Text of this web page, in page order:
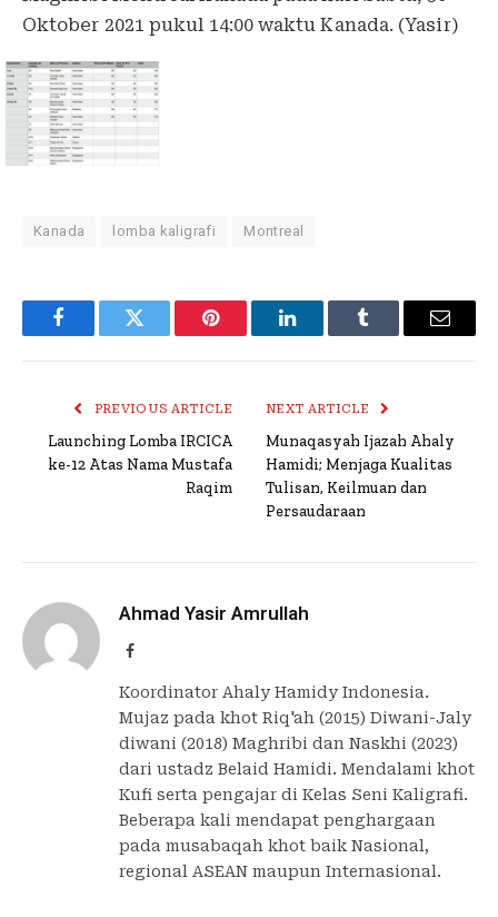
Oktober 2021 pukul 14:00 waktu Kanada. (Yasir)
Kanada lomba kaligrafi Montreal
FacebookTwitter Pinterest LinkedInTumblr Email
PREVIOUS ARTICLE
Launching Lomba IRCICA
ke-12 Atas Nama Mustafa
Raqim
NEXT ARTICLE
Munaqasyah Ijazah Ahaly
Hamidi; Menjaga Kualitas
Tulisan, Keilmuan dan
Persaudaraan
Ahmad Yasir Amrullah
Facebook
Koordinator Ahaly Hamidy Indonesia.
Mujaz pada khot Riq'ah (2015) Diwani-Jaly
diwani (2018) Maghribi dan Naskhi (2023)
dari ustadz Belaid Hamidi. Mendalami khot
Kufi serta pengajar di Kelas Seni Kaligrafi.
Beberapa kali mendapat penghargaan
pada musabaqah khot baik Nasional,
regional ASEAN maupun Internasional.